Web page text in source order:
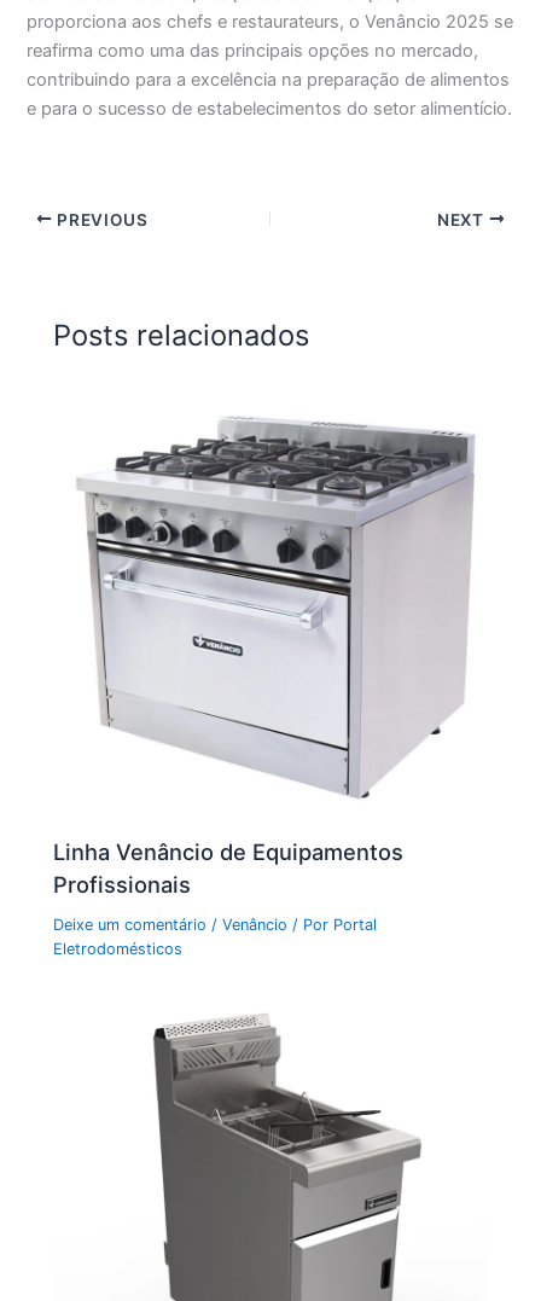
proporciona aos chefs e restaurateurs, o Venâncio 2025 se
reafirma como uma das principais opções no mercado,
contribuindo para a excelência na preparação de alimentos
e para o sucesso de estabelecimentos do setor alimentício.
PREVIOUS NEXT
Posts relacionados
Linha Venâncio de Equipamentos
Profissionais
Deixe um comentário /Venâncio / Por Portal
Eletrodomésticos